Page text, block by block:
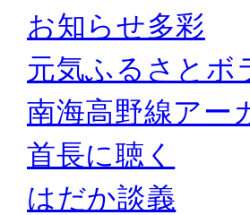
お知らせ多彩
元気ふるさとボ
南海高野線アー
首長に聴く
はだか談義